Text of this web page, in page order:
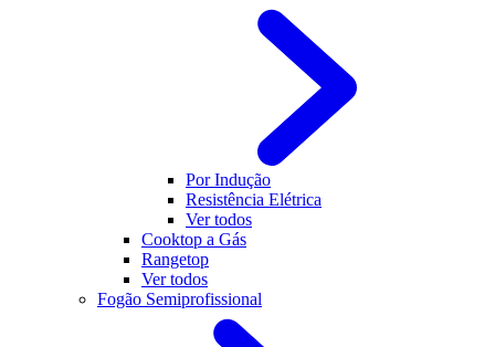
Por Indução
Resistência Elétrica
Ver todos
Cooktop a Gás
Rangetop
Ver todos
Fogão Semiprofissional